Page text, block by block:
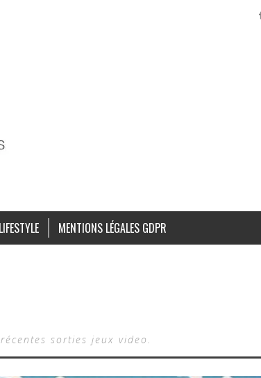
LIFESTYLE MENTIONS LÉGALES GDPR
sorties jeux video.